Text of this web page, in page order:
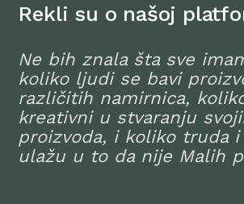
Rekli su o našoj
Ne bih znala šta sve
koliko ljudi se bavi
različitih namirnica,
kreativni u stvaranju
proizvoda, i koliko truda
ulažu u to da nije Malih